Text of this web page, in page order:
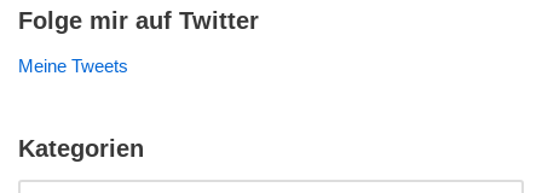
Folge mir auf Twitter
Meine Tweets
Kategorien